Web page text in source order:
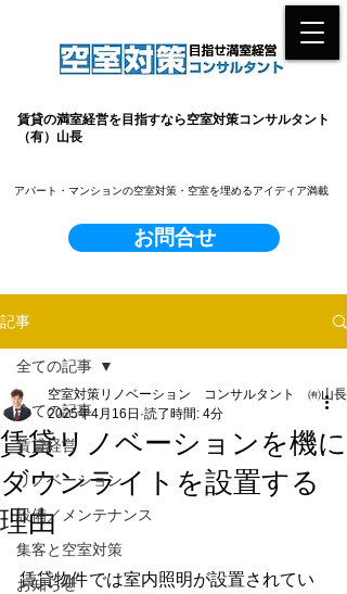
賃貸の満室経営を目指すなら空室対策コンサルタント
（有）山長
お問合せ
​アパート・マンションの空室対策・空室を埋めるアイディア満載
記事
全ての記事
賃貸経営
リノベーション
設備／メンテナンス
集客と空室対策
お知らせ
全ての記事
賃貸リノベーションを機に
ダウンライトを設置する
理由
空室対策リノベーション コンサルタント ㈲山長
2025年4月16日 読了時間: 4分
賃貸物件では室内照明が設置されてい